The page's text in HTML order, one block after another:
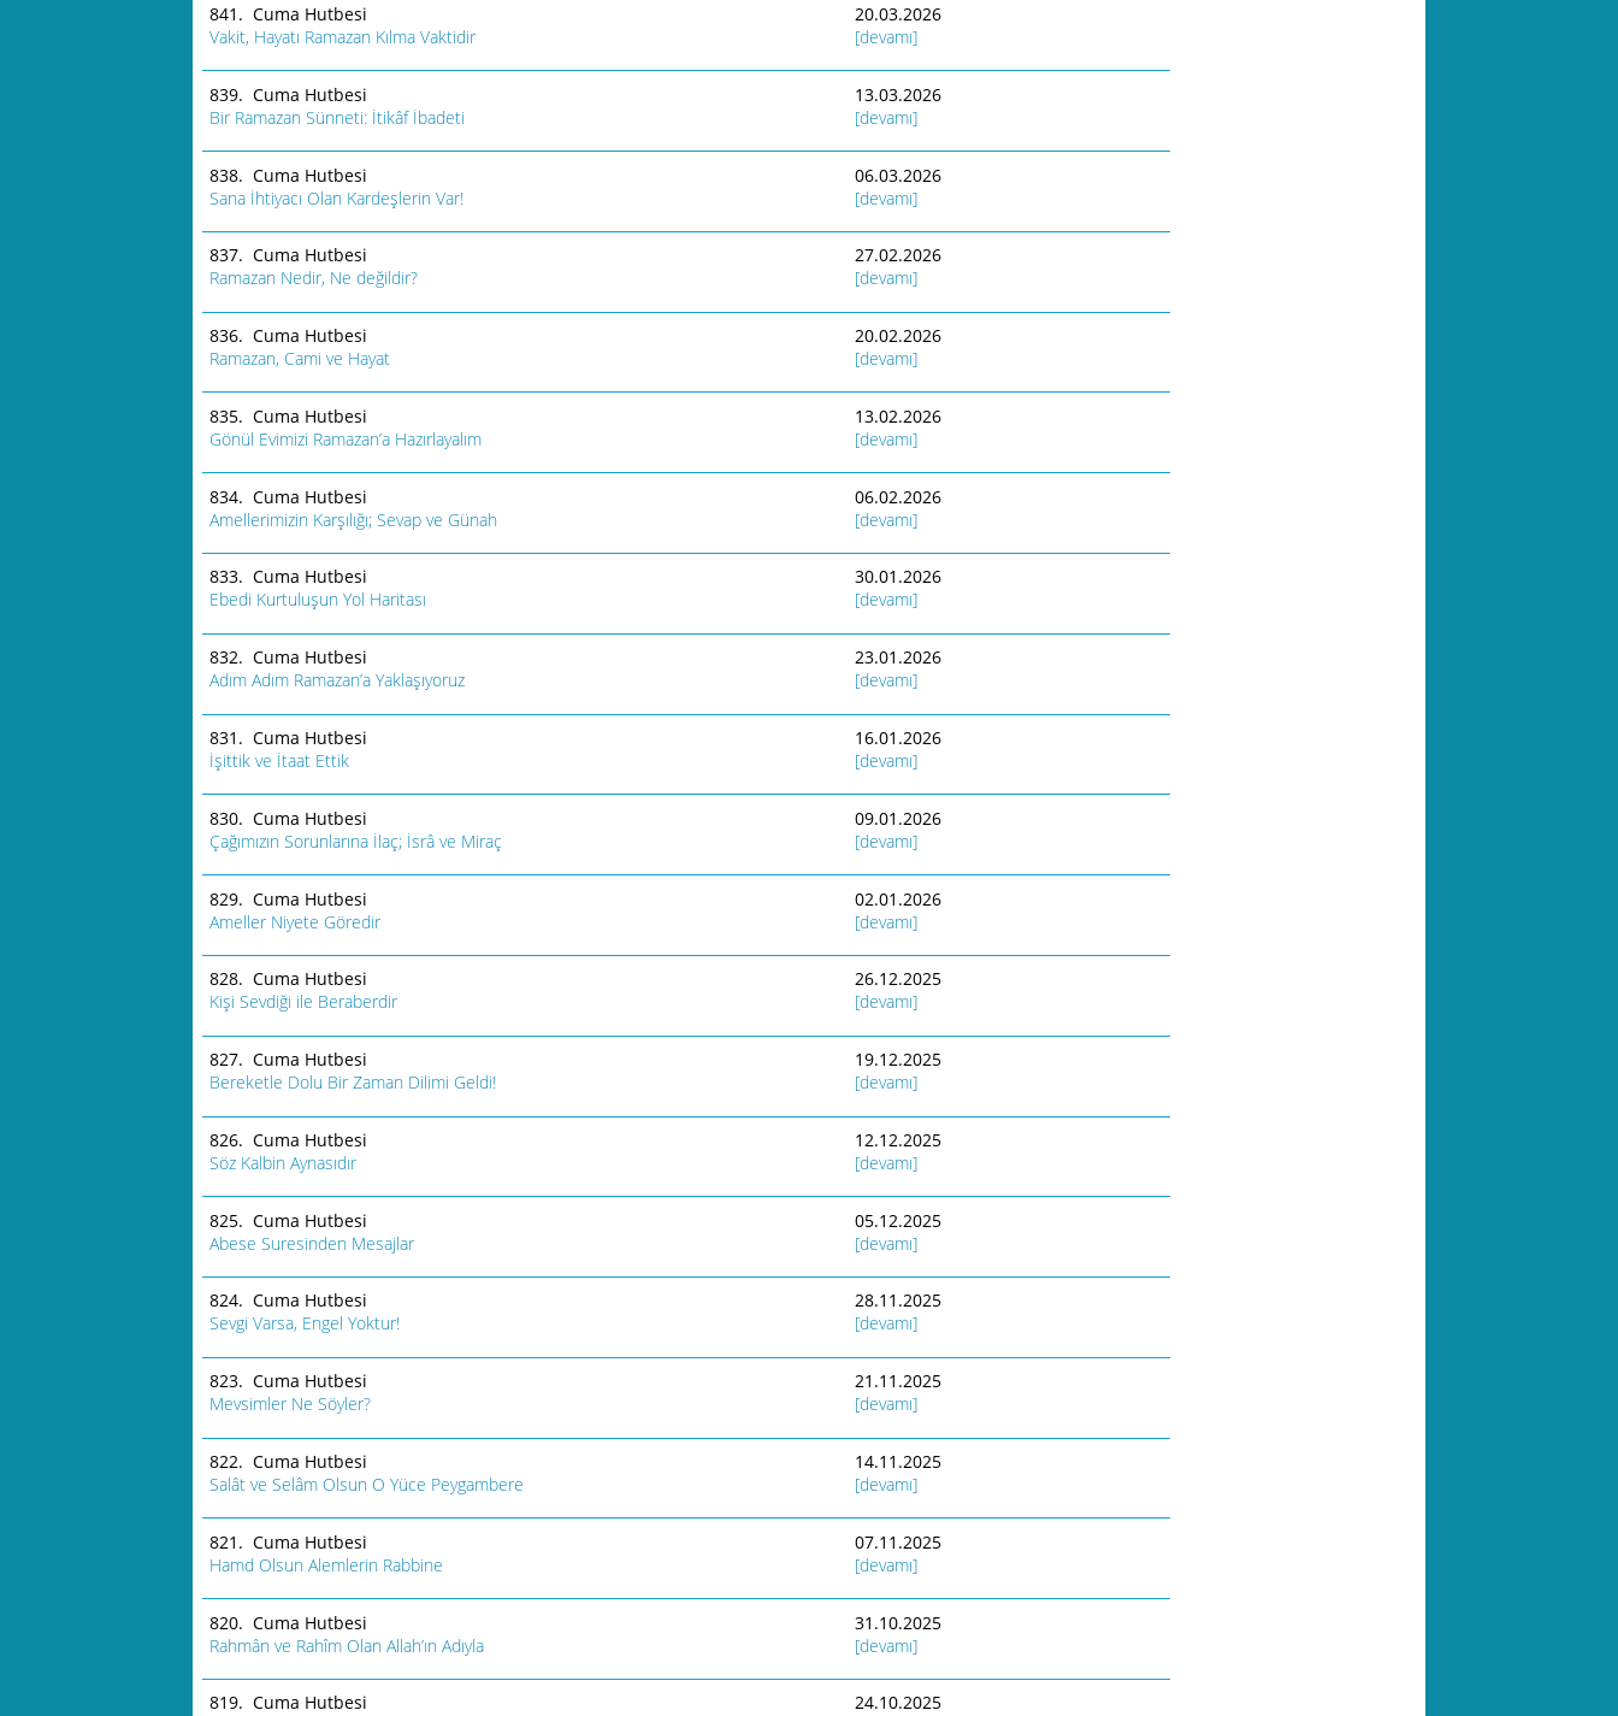
841. Cuma Hutbesi
Vakit, Hayatı Ramazan Kılma Vaktidir
20.03.2026
[devamı]
839. Cuma Hutbesi
Bir Ramazan Sünneti: İtikâf İbadeti
13.03.2026
[devamı]
838. Cuma Hutbesi
Sana İhtiyacı Olan Kardeşlerin Var!
06.03.2026
[devamı]
837. Cuma Hutbesi
Ramazan Nedir, Ne değildir?
27.02.2026
[devamı]
836. Cuma Hutbesi
Ramazan, Cami ve Hayat
20.02.2026
[devamı]
835. Cuma Hutbesi
Gönül Evimizi Ramazan’a Hazırlayalım
13.02.2026
[devamı]
834. Cuma Hutbesi
Amellerimizin Karşılığı; Sevap ve Günah
06.02.2026
[devamı]
833. Cuma Hutbesi
Ebedi Kurtuluşun Yol Haritası
30.01.2026
[devamı]
832. Cuma Hutbesi
Adım Adım Ramazan’a Yaklaşıyoruz
23.01.2026
[devamı]
831. Cuma Hutbesi
İşittik ve İtaat Ettik
16.01.2026
[devamı]
830. Cuma Hutbesi
Çağımızın Sorunlarına İlaç; İsrâ ve Miraç
09.01.2026
[devamı]
829. Cuma Hutbesi
Ameller Niyete Göredir
02.01.2026
[devamı]
828. Cuma Hutbesi
Kişi Sevdiği ile Beraberdir
26.12.2025
[devamı]
827. Cuma Hutbesi
Bereketle Dolu Bir Zaman Dilimi Geldi!
19.12.2025
[devamı]
826. Cuma Hutbesi
Söz Kalbin Aynasıdır
12.12.2025
[devamı]
825. Cuma Hutbesi
Abese Suresinden Mesajlar
05.12.2025
[devamı]
824. Cuma Hutbesi
Sevgi Varsa, Engel Yoktur!
28.11.2025
[devamı]
823. Cuma Hutbesi
Mevsimler Ne Söyler?
21.11.2025
[devamı]
822. Cuma Hutbesi
Salât ve Selâm Olsun O Yüce Peygambere
14.11.2025
[devamı]
821. Cuma Hutbesi
Hamd Olsun Alemlerin Rabbine
07.11.2025
[devamı]
820. Cuma Hutbesi
Rahmân ve Rahîm Olan Allah’ın Adıyla
31.10.2025
[devamı]
819. Cuma Hutbesi
24.10.2025